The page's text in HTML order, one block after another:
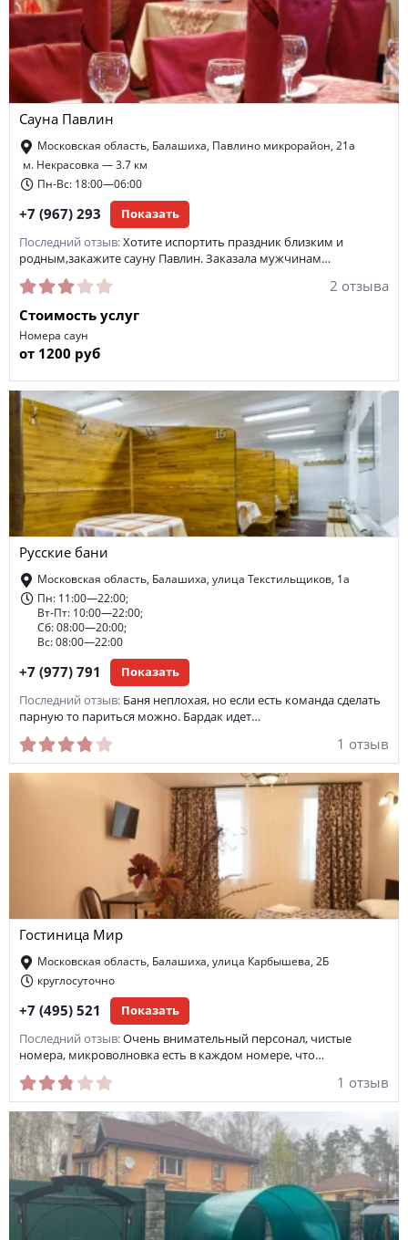
Сауна Павлин
Московская область, Балашиха, Павлино микрорайон, 21а
м. Некрасовка — 3.7 км
Пн-Вс: 18:00—06:00
+7 (967) 293 Показать
Последний отзыв: Хотите испортить праздник близким и
родным,закажите сауну Павлин. Заказала мужчинам…
2 отзыва
Стоимость услуг
Номера саун
от 1200 руб
Русские бани
Московская область, Балашиха, улица Текстильщиков, 1а
Пн: 11:00—22:00;
Вт-Пт: 10:00—22:00;
Сб: 08:00—20:00;
Вс: 08:00—22:00
+7 (977) 791 Показать
Последний отзыв: Баня неплохая, но если есть команда сделать
парную то париться можно. Бардак идет…
1 отзыв
Гостиница Мир
Московская область, Балашиха, улица Карбышева, 2Б
круглосуточно
+7 (495) 521 Показать
Последний отзыв: Очень внимательный персонал, чистые
номера, микроволновка есть в каждом номере, что…
1 отзыв